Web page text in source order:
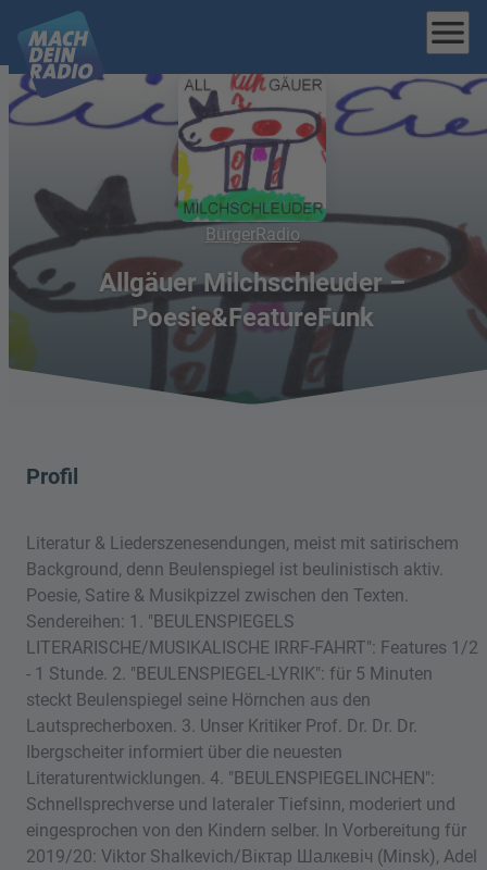
menu
BürgerRadio
Allgäuer Milchschleuder –
Poesie&FeatureFunk
Profil
Literatur & Liederszenesendungen, meist mit satirischem
Background, denn Beulenspiegel ist beulinistisch aktiv.
Poesie, Satire & Musikpizzel zwischen den Texten.
Sendereihen: 1. "BEULENSPIEGELS
LITERARISCHE/MUSIKALISCHE IRRF-FAHRT": Features 1/2
- 1 Stunde. 2. "BEULENSPIEGEL-LYRIK": für 5 Minuten
steckt Beulenspiegel seine Hörnchen aus den
Lautsprecherboxen. 3. Unser Kritiker Prof. Dr. Dr. Dr.
Ibergscheiter informiert über die neuesten
Literaturentwicklungen. 4. "BEULENSPIEGELINCHEN":
Schnellsprechverse und lateraler Tiefsinn, moderiert und
eingesprochen von den Kindern selber. In Vorbereitung für
2019/20: Viktor Shalkevich/Віктар Шалкевіч (Minsk), Adel